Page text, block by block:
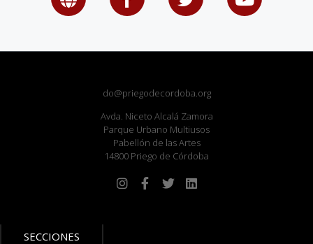
do@priegodecordoba.org
Avda. Niceto Alcalá Zamora
Parque Urbano Multiusos
Pabellón de las Artes
14800 Priego de Córdoba
SECCIONES